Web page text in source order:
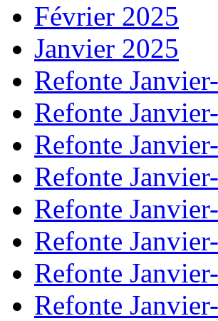
Février 2025
Janvier 2025
Refonte
Refonte
Refonte
Refonte
Refonte
Refonte
Refonte
Refonte